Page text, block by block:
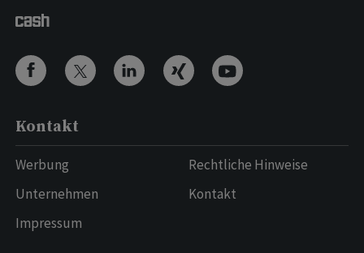
Kontakt
Werbung
Unternehmen
Impressum
Rechtliche Hinweise
Kontakt